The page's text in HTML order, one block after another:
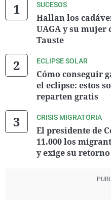
SUCESOS
Hallan los
UAGA y su mujer
Tauste
ECLIPSE SOLAR
Cómo conseguir
el eclipse: estos
reparten gratis
CRISIS MIGRATORIA
El presidente de
11.000 los
y exige su